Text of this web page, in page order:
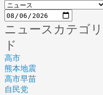
ニュースカテゴ
ド
高市
熊本地震
高市早苗
自民党